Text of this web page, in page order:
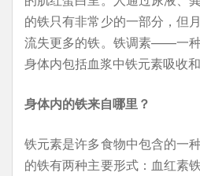
的铁只有非常少的一部分，但
流失更多的铁。铁调素——一
身体内包括血浆中铁元素吸收
身体内的铁来自哪里？
铁元素是许多食物中包含的一
的铁有两种主要形式：血红素